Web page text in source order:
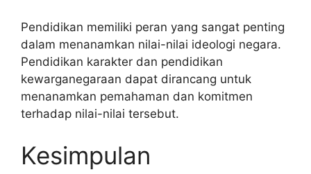
Pendidikan memiliki peran yang sangat penting
dalam menanamkan nilai-nilai ideologi negara.
Pendidikan karakter dan pendidikan
kewarganegaraan dapat dirancang untuk
menanamkan pemahaman dan komitmen
terhadap nilai-nilai tersebut.
Kesimpulan